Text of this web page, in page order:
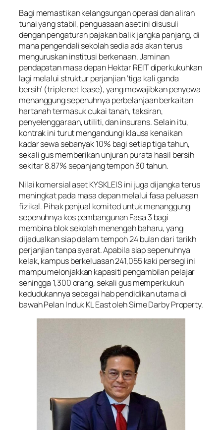
Bagi memastikan kelangsungan operasi dan aliran
tunai yang stabil, penguasaan aset ini disusuli
dengan pengaturan pajakan balik jangka panjang, di
mana pengendali sekolah sedia ada akan terus
menguruskan institusi berkenaan. Jaminan
pendapatan masa depan Hektar REIT diperkukuhkan
lagi melalui struktur perjanjian ‘tiga kali ganda
bersih’ (triple net lease), yang mewajibkan penyewa
menanggung sepenuhnya perbelanjaan berkaitan
hartanah termasuk cukai tanah, taksiran,
penyelenggaraan, utiliti, dan insurans. Selain itu,
kontrak ini turut mengandungi klausa kenaikan
kadar sewa sebanyak 10% bagi setiap tiga tahun,
sekali gus memberikan unjuran purata hasil bersih
sekitar 8.87% sepanjang tempoh 30 tahun.
Nilai komersial aset KYSKLEIS ini juga dijangka terus
meningkat pada masa depan melalui fasa peluasan
fizikal. Pihak penjual komited untuk menanggung
sepenuhnya kos pembangunan Fasa 3 bagi
membina blok sekolah menengah baharu, yang
dijadualkan siap dalam tempoh 24 bulan dari tarikh
perjanjian tanpa syarat. Apabila siap sepenuhnya
kelak, kampus berkeluasan 241,055 kaki persegi ini
mampu melonjakkan kapasiti pengambilan pelajar
sehingga 1,300 orang, sekali gus memperkukuh
kedudukannya sebagai hab pendidikan utama di
bawah Pelan Induk KL East oleh Sime Darby Property.